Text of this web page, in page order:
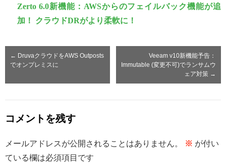
Zerto 6.0新機能：AWSからのフェイルバック機能が追
加！ クラウドDRがより柔軟に！
← DruvaクラウドをAWS Outposts
でオンプレミスに
Veeam v10新機能予告：
Immutable (変更不可)でランサムウ
ェア対策 →
コメントを残す
メールアドレスが公開されることはありません。 ※ が付い
ている欄は必須項目です